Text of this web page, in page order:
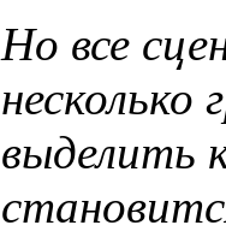
Но все
выделить